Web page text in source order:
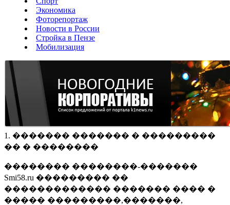
Экономика
Фоторепортаж
Новости в России
Стройка в Пензе
Мобилизация
1. ������� ������� � ���������
�� � ��������
�������� ��������-�������
Smi58.ru ��������� ��
������������� ������� ���� �
����� ���������,�������,